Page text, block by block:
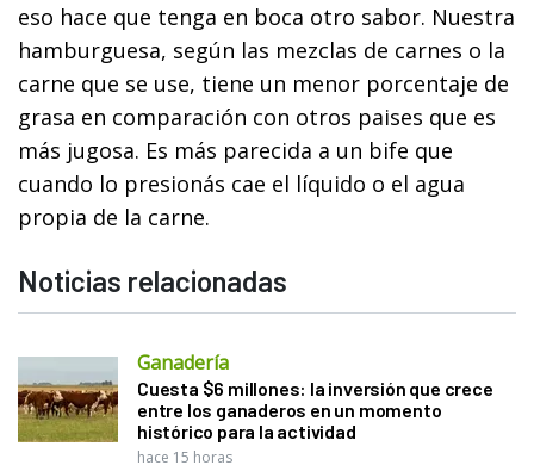
eso hace que tenga en boca otro sabor. Nuestra
hamburguesa, según las mezclas de carnes o la
carne que se use, tiene un menor porcentaje de
grasa en comparación con otros paises que es
más jugosa. Es más parecida a un bife que
cuando lo presionás cae el líquido o el agua
propia de la carne.
Noticias relacionadas
Ganadería
Cuesta $6 millones: la inversión que crece
entre los ganaderos en un momento
histórico para la actividad
hace 15 horas